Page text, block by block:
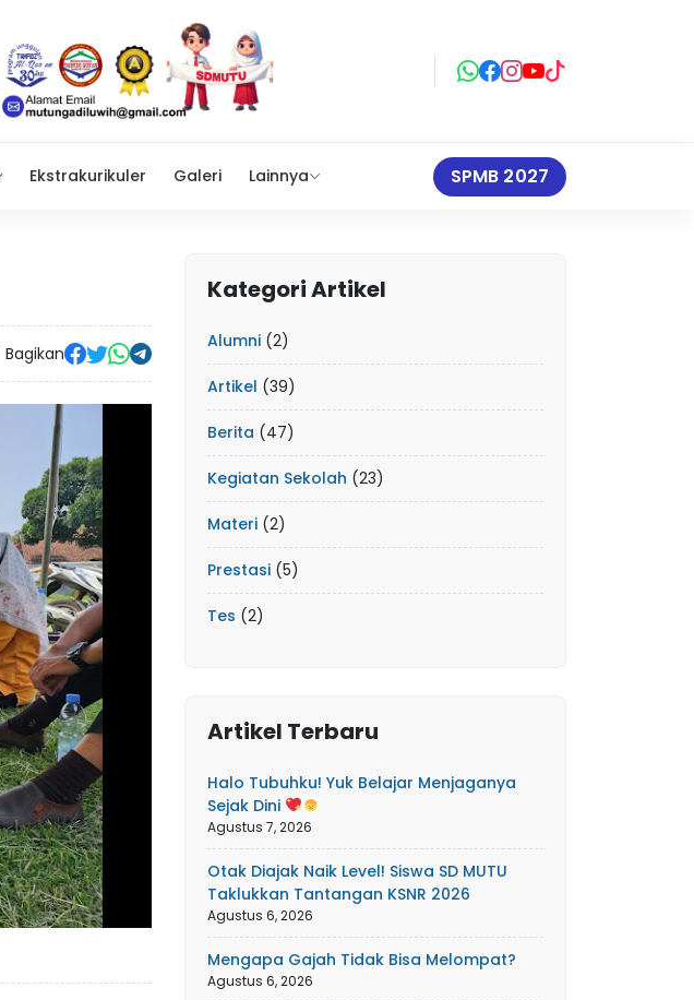
Ekstrakurikuler Galeri Lainnya SPMB 2027
Bagikan
Kategori Artikel
Alumni (2)
Artikel (39)
Berita (47)
Kegiatan Sekolah (23)
Materi (2)
Prestasi (5)
Tes (2)
Artikel Terbaru
Halo Tubuhku! Yuk Belajar Menjaganya
Sejak Dini
Agustus 7, 2026
Otak Diajak Naik Level! Siswa SD MUTU
Taklukkan Tantangan KSNR 2026
Agustus 6, 2026
Mengapa Gajah Tidak Bisa Melompat?
Agustus 6, 2026